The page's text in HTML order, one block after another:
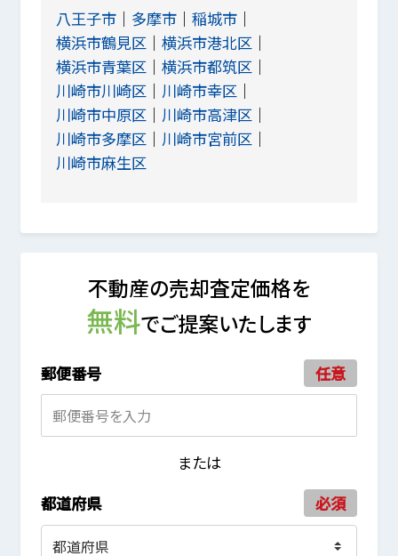
八王子市
多摩市
稲城市
横浜市鶴見区
横浜市港北区
横浜市青葉区
横浜市都筑区
川崎市川崎区
川崎市幸区
川崎市中原区
川崎市高津区
川崎市多摩区
川崎市宮前区
川崎市麻生区
不動産の売却査定価格を
無料でご提案いたします
郵便番号 任意
または
都道府県
必須